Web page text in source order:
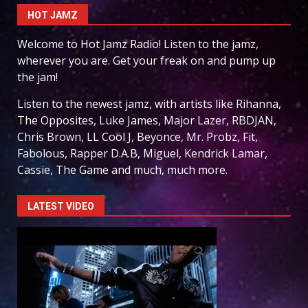
HOT JAMZ
Welcome to Hot Jamz Radio! Listen to the jamz,
wherever you are. Get your freak on and pump up
the jam!
Listen to the newest jamz, with artists like Rihanna,
The Opposites, Luke James, Major Lazer, RBDJAN,
Chris Brown, LL Cool J, Beyonce, Mr. Probz, Fit,
Fabolous, Rapper D.A.B, Miguel, Kendrick Lamar,
Cassie, The Game and much, much more.
LATEST VIDEO